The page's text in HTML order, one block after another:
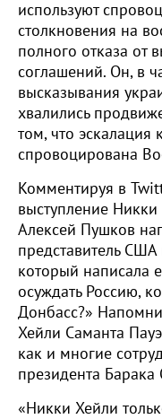
используют
столкновения на
полного отказа от
соглашений. Он, в
высказывания
хвалились
том, что эскалация
спровоцирована
Комментируя в
выступление
Алексей Пушков
представитель
который написала
осуждать Россию,
Донбасс?»
Хейли Саманта
как и многие
президента
«Никки Хейли